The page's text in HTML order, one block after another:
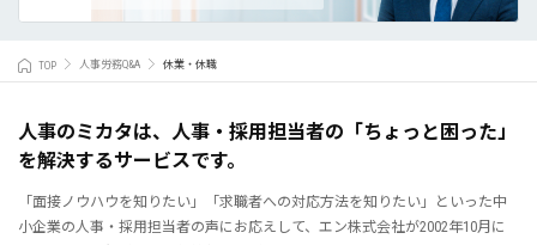
TOP 人事労務Q&A 休業・休職
人事のミカタは、人事・採用担当者の「ちょっと困った」
を解決するサービスです。
「面接ノウハウを知りたい」「求職者への対応方法を知りたい」といった中
小企業の人事・採用担当者の声にお応えして、エン株式会社が2002年10月に